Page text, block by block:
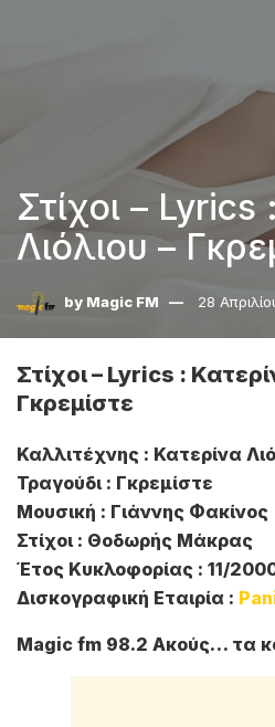
Στίχοι –
Λιόλιου –
by Magic FM 28
Στίχοι – Lyrics :
Γκρεμίστε
Καλλιτέχνης : Κατερίνα
Τραγούδι : Γκρεμίστε
Μουσική : Γιάννης Φακίνος
Στίχοι : Θοδωρής Μάκρας
Έτος Κυκλοφορίας : 11/
Δισκογραφική Εταιρία :
Magic fm 98.2 Ακούς… τα